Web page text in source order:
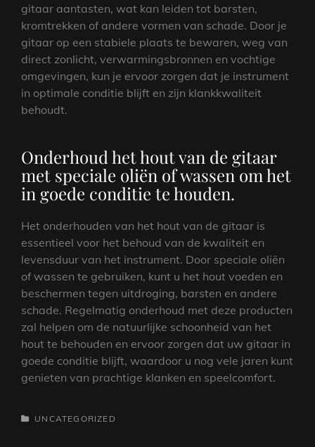
gitaar aantasten, wat kan leiden tot barsten,
kromtrekken of andere vormen van schade. Door je
gitaar op een stabiele plaats te bewaren, weg van
direct zonlicht, verwarmingsbronnen en vochtige
omgevingen, kun je ervoor zorgen dat je instrument
in optimale conditie blijft en zijn klankkwaliteit
behoudt.
Onderhoud het hout van de gitaar
met speciale oliën of wassen om het
in goede conditie te houden.
Het onderhouden van het hout van de gitaar is
essentieel voor het behoud van de kwaliteit en
levensduur van het instrument. Door speciale oliën
of wassen te gebruiken, kunt u het hout voeden en
beschermen tegen uitdroging, barsten en andere
schade. Regelmatig onderhoud met deze producten
zal helpen om de natuurlijke schoonheid van het
hout te behouden en ervoor zorgen dat uw gitaar in
goede conditie blijft, waardoor u nog vele jaren kunt
genieten van prachtige klanken en speelcomfort.
CATEGORIEËN
UNCATEGORIZED